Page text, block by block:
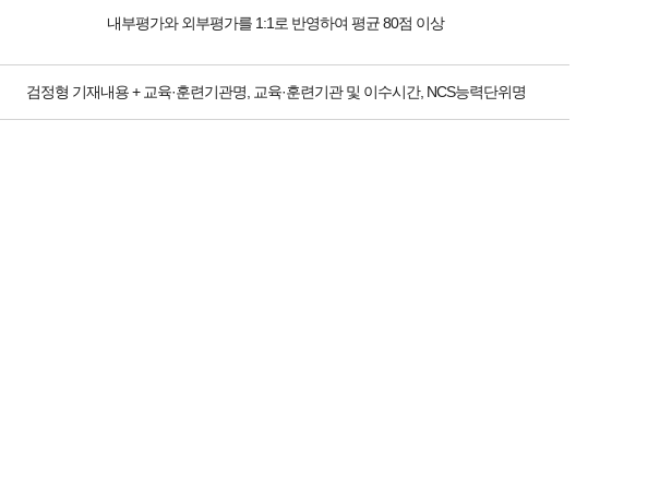
내부평가와 외부평가를 1:1로 반영하여 평균 80점 이상
검정형 기재내용 + 교육·훈련기관명, 교육·훈련기관 및 이수시간, NCS능력단위명